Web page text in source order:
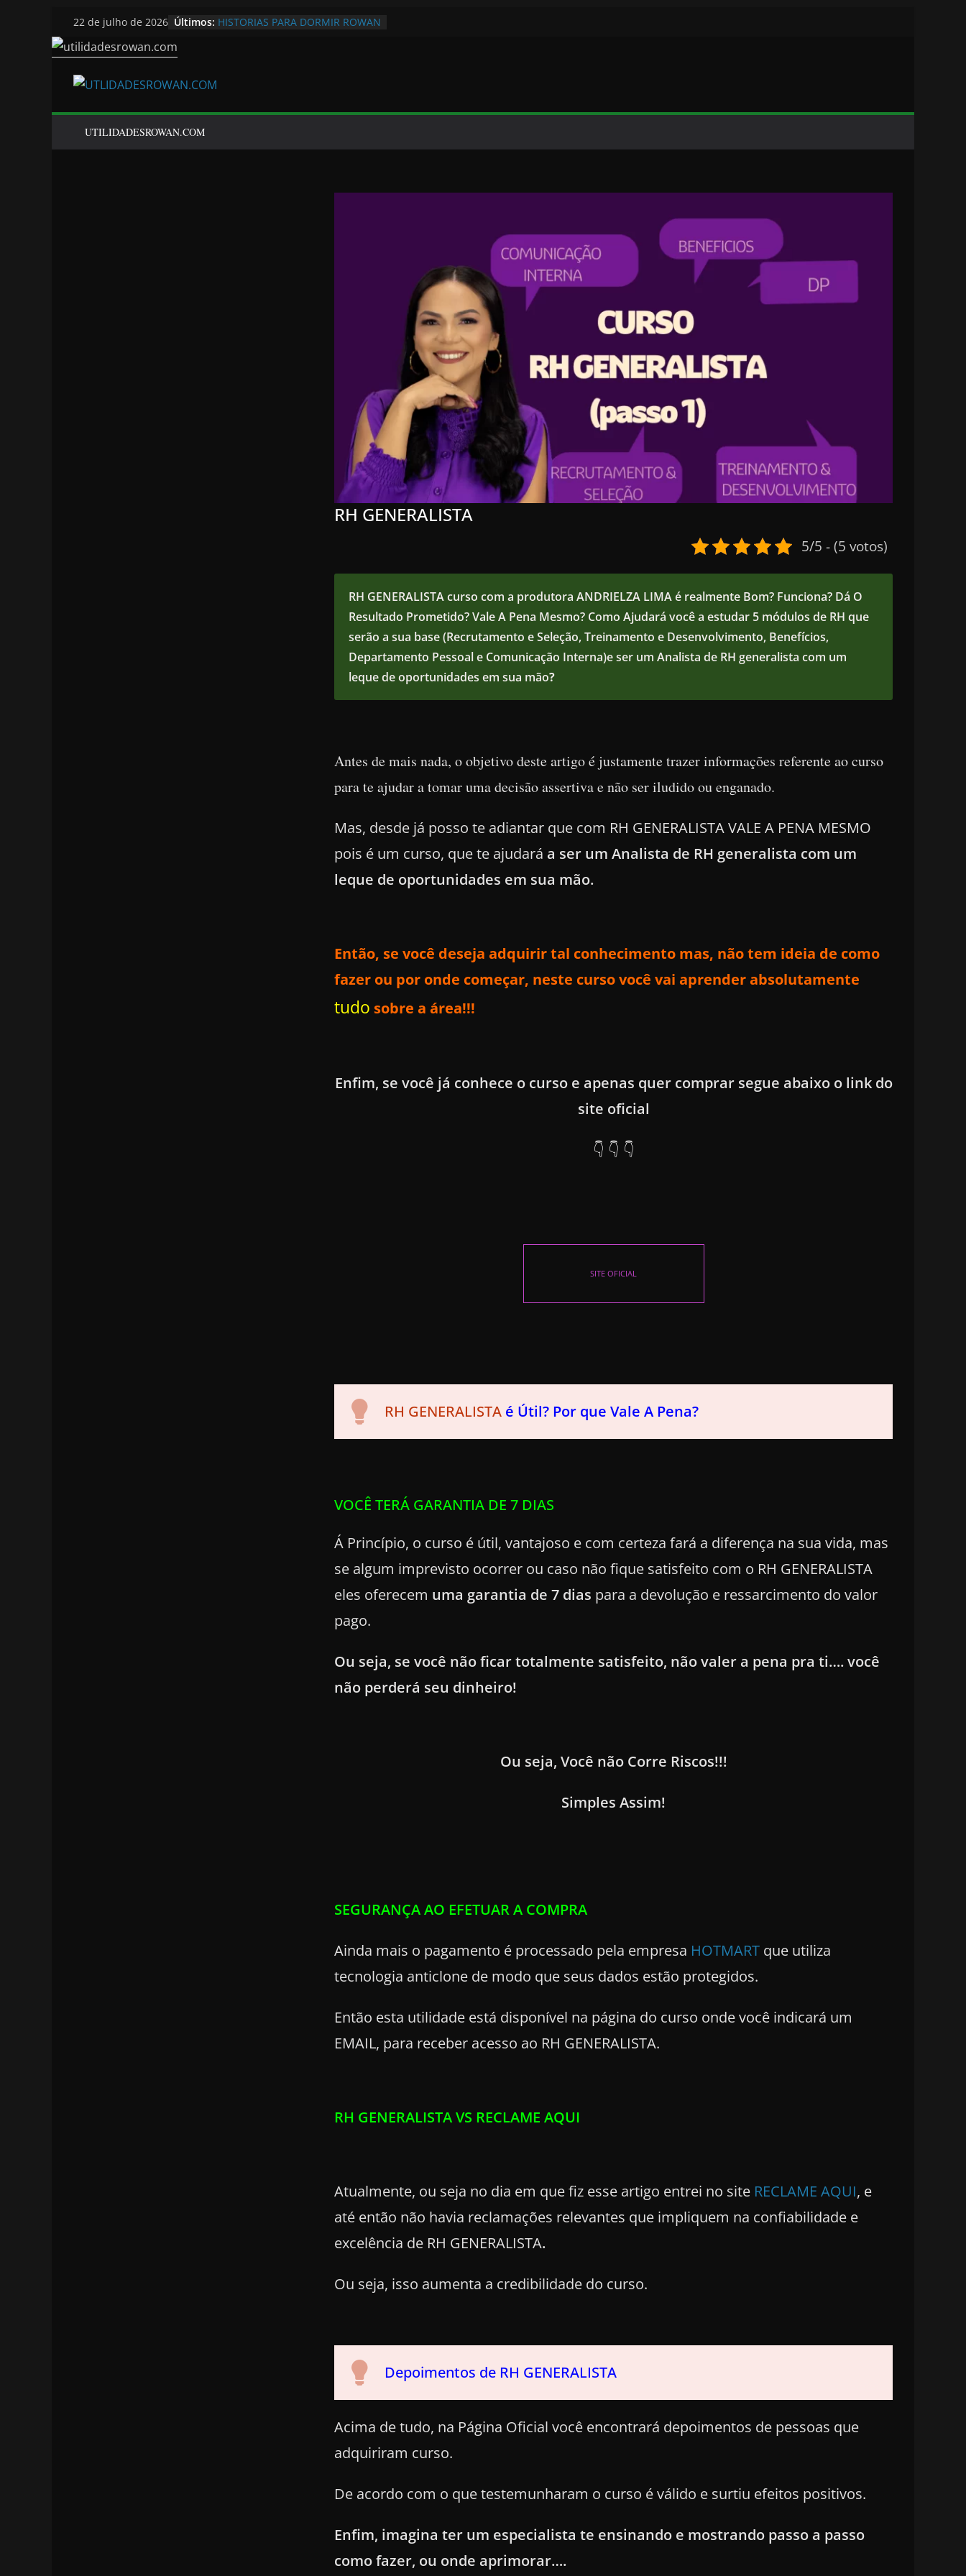
Pular
para
o
conteúdo
22 de julho de 2026 Últimos: HISTORIAS PARA DORMIR ROWAN
UTILIDADESROWAN.COM
RH GENERALISTA
5/5 - (5 votos)
RH GENERALISTA curso com a produtora ANDRIELZA LIMAé realmente Bom? Funciona? Dá O
Resultado Prometido? Vale A Pena Mesmo? Como Ajudará você a estudar 5 módulos de RH que
serão a sua base (Recrutamento e Seleção, Treinamento e Desenvolvimento, Benefícios,
Departamento Pessoal e Comunicação Interna)e ser um Analista de RH generalista com um
leque de oportunidades em sua mão?
Antes de mais nada, o objetivo deste artigo é justamente trazerinformações referente ao curso
para te ajudar a tomar uma decisão assertiva e não ser iludido ou enganado.
Mas, desde já posso te adiantar que com RH GENERALISTA VALE A PENA MESMO
pois é um curso, que te ajudará a ser um Analista de RH generalista com um
leque de oportunidades em sua mão.
Então, se você deseja adquirir tal conhecimento mas, não tem ideia de como
fazer ou por onde começar, neste cursovocê vai aprender absolutamente
tudo sobre a área!!!
Enfim, se você já conhece o curso e apenas quer comprar segue abaixo o link do
site oficial
👇 👇 👇
SITE OFICIAL
RH GENERALISTA é Útil? Por que Vale A Pena?
VOCÊ TERÁ GARANTIA DE 7 DIAS
Á Princípio, o curso é útil, vantajoso e com certeza fará a diferença na sua vida, mas
se algum imprevisto ocorrer ou caso não fique satisfeito com o RH GENERALISTA
eles oferecem uma garantia de 7 dias para a devolução e ressarcimento do valor
pago.
Ou seja, se você não ficar totalmente satisfeito, não valer a pena pra ti…. você
não perderá seu dinheiro!
Ou seja, Você não Corre Riscos!!!
Simples Assim!
SEGURANÇA AO EFETUAR A COMPRA
Ainda mais o pagamento é processado pela empresa HOTMART que utiliza
tecnologia anticlone de modo que seus dados estão protegidos.
Então esta utilidade está disponível na página do curso onde você indicará um
EMAIL, para receber acesso ao RH GENERALISTA.
RH GENERALISTA VS RECLAME AQUI
Atualmente, ou seja no dia em que fiz esse artigo entrei no site RECLAME AQUI, e
até então não havia reclamações relevantes que impliquem na confiabilidade e
excelência de RH GENERALISTA.
Ou seja, isso aumenta a credibilidade do curso.
Depoimentos de RH GENERALISTA
Acima de tudo, na Página Oficial você encontrará depoimentos de pessoas que
adquiriram curso.
De acordo com o que testemunharam o curso é válido e surtiu efeitos positivos.
Enfim, imagina ter um especialista te ensinando e mostrando passo a passo
como fazer, ou onde aprimorar….